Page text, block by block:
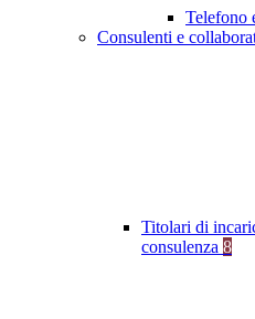
Telefono
Consulenti e
Titolari di
consulenza 8